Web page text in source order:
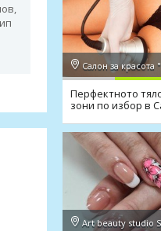
Перфектното
зони по избор в
Art beauty studio